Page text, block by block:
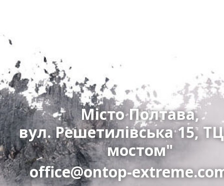
Місто Полтава,
вул. Решетилівська 15,
мостом"
office@ontop-